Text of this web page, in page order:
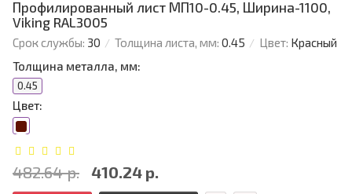
Профилированный лист МП10-0.45, Ширина-1100,
Viking RAL3005
Срок службы: 30 Толщина листа, мм: 0.45 Цвет: Красный
Толщина металла, мм:
0.45
Цвет:
482.64 р. 410.24 р.